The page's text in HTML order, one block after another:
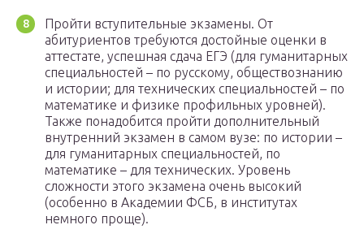
Пройти вступительные экзамены. От
абитуриентов требуются достойные оценки в
аттестате, успешная сдача ЕГЭ (для гуманитарных
специальностей – по русскому, обществознанию
и истории; для технических специальностей – по
математике и физике профильных уровней).
Также понадобится пройти дополнительный
внутренний экзамен в самом вузе: по истории –
для гуманитарных специальностей, по
математике – для технических. Уровень
сложности этого экзамена очень высокий
(особенно в Академии ФСБ, в институтах
немного проще).